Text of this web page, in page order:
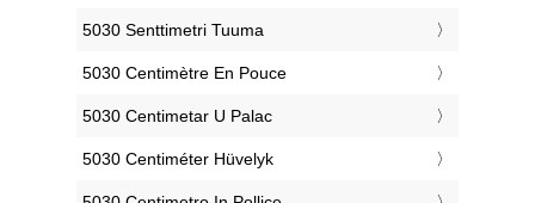
‎5030 Senttimetri Tuuma
‎5030 Centimètre En Pouce
‎5030 Centimetar U Palac
‎5030 Centiméter Hüvelyk